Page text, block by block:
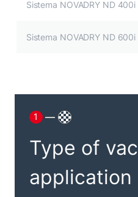
Sistema NOVADRY ND 400i
Sistema NOVADRY ND 600i